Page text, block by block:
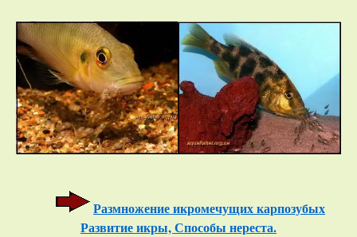
Размножение икромечущих карпозубых
Развитие икры, Способы нереста.